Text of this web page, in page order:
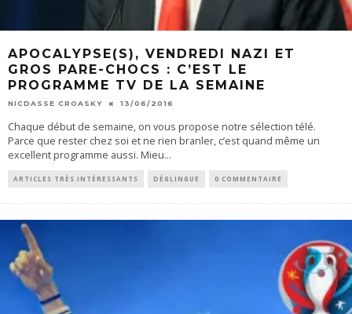
APOCALYPSE(S), VENDREDI NAZI ET
GROS PARE-CHOCS : C’EST LE
PROGRAMME TV DE LA SEMAINE
NICDASSE CROASKY 13/06/2016
Chaque début de semaine, on vous propose notre sélection télé.
Parce que rester chez soi et ne rien branler, c’est quand même un
excellent programme aussi. Mieu...
ARTICLES TRÈS INTÉRESSANTS DÉGLINGUE 0 COMMENTAIRE